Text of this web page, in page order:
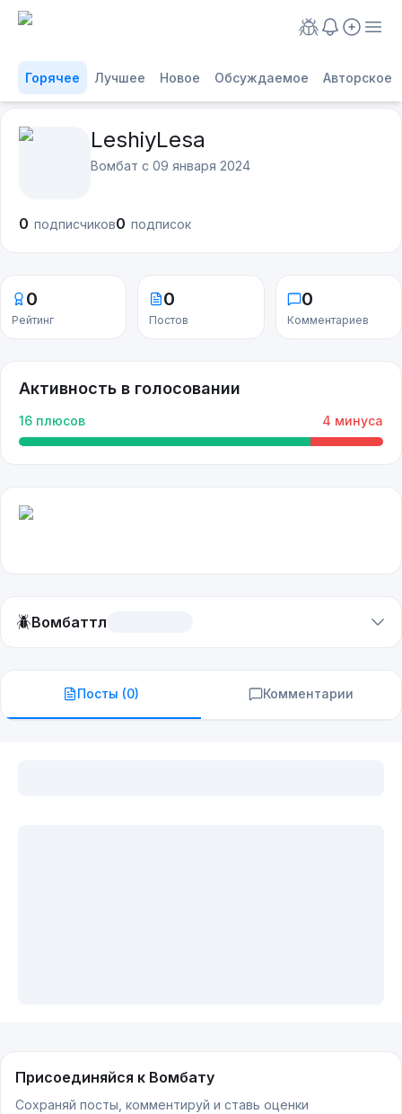
Горячее Лучшее Новое Обсуждаемое Авторское
LeshiyLesa
Вомбат с 09 января 2024
0 подписчиков0 подписок
0
Рейтинг
0
Постов
0
Комментариев
Активность в голосовании
16 плюсов 4 минуса
🪲Вомбаттл
Посты (0) Комментарии
Присоединяйся к Вомбату
Сохраняй посты, комментируй и ставь оценки